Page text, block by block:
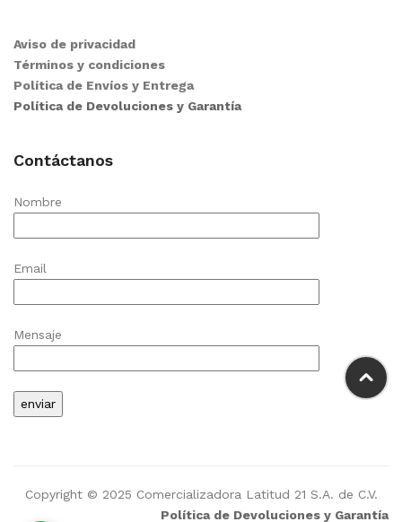
Aviso de privacidad
Términos y condiciones
Política de Envíos y Entrega
Política de Devoluciones y Garantía
Contáctanos
Nombre
Email
Mensaje
Copyright © 2025 Comercializadora Latitud 21 S.A. de C.V.
Política de Devoluciones y Garantía